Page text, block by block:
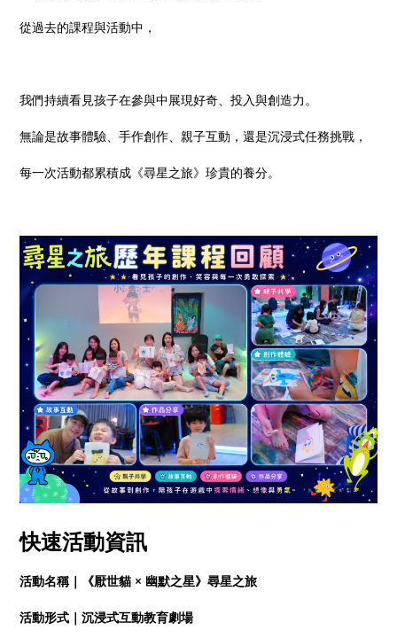
從過去的課程與活動中，
我們持續看見孩子在參與中展現好奇、投入與創造力。
無論是故事體驗、手作創作、親子互動，還是沉浸式任務挑戰，
每一次活動都累積成《尋星之旅》珍貴的養分。
快速活動資訊
活動名稱｜《厭世貓 × 幽默之星》尋星之旅
活動形式｜沉浸式互動教育劇場